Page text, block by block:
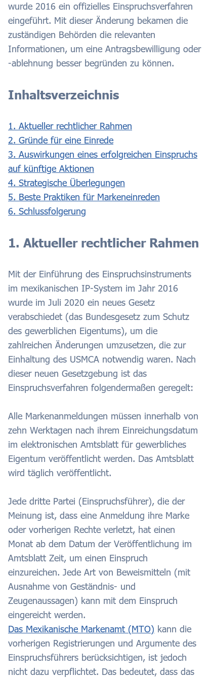
wurde 2016 ein offizielles Einspruchsverfahren
eingeführt. Mit dieser Änderung bekamen die
zuständigen Behörden die relevanten
Informationen, um eine Antragsbewilligung oder
-ablehnung besser begründen zu können.
Inhaltsverzeichnis
1. Aktueller rechtlicher Rahmen
2. Gründe für eine Einrede
3. Auswirkungen eines erfolgreichen Einspruchs
auf künftige Aktionen
4. Strategische Überlegungen
5. Beste Praktiken für Markeneinreden
6. Schlussfolgerung
1. Aktueller rechtlicher Rahmen
Mit der Einführung des Einspruchsinstruments
im mexikanischen IP-System im Jahr 2016
wurde im Juli 2020 ein neues Gesetz
verabschiedet (das Bundesgesetz zum Schutz
des gewerblichen Eigentums), um die
zahlreichen Änderungen umzusetzen, die zur
Einhaltung des USMCA notwendig waren. Nach
dieser neuen Gesetzgebung ist das
Einspruchsverfahren folgendermaßen geregelt:
Alle Markenanmeldungen müssen innerhalb von
zehn Werktagen nach ihrem Einreichungsdatum
im elektronischen Amtsblatt für gewerbliches
Eigentum veröffentlicht werden. Das Amtsblatt
wird täglich veröffentlicht.
Jede dritte Partei (Einspruchsführer), die der
Meinung ist, dass eine Anmeldung ihre Marke
oder vorherigen Rechte verletzt, hat einen
Monat ab dem Datum der Veröffentlichung im
Amtsblatt Zeit, um einen Einspruch
einzureichen. Jede Art von Beweismitteln (mit
Ausnahme von Geständnis- und
Zeugenaussagen) kann mit dem Einspruch
eingereicht werden.
Das Mexikanische Markenamt (MTO) kann die
vorherigen Registrierungen und Argumente des
Einspruchsführers berücksichtigen, ist jedoch
nicht dazu verpflichtet. Das bedeutet, dass das